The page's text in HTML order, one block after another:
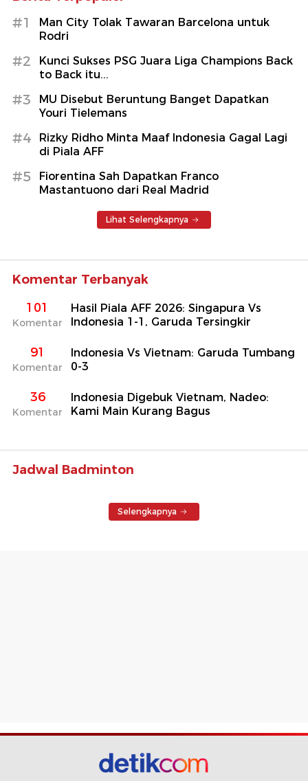
#1
Man City Tolak Tawaran Barcelona untuk
Rodri
#2
Kunci Sukses PSG Juara Liga Champions Back
to Back itu...
#3
MU Disebut Beruntung Banget Dapatkan
Youri Tielemans
#4
Rizky Ridho Minta Maaf Indonesia Gagal Lagi
di Piala AFF
#5
Fiorentina Sah Dapatkan Franco
Mastantuono dari Real Madrid
Lihat Selengkapnya
Komentar Terbanyak
101
Komentar
Hasil Piala AFF 2026: Singapura Vs
Indonesia 1-1, Garuda Tersingkir
91
Komentar
Indonesia Vs Vietnam: Garuda Tumbang
0-3
36
Komentar
Indonesia Digebuk Vietnam, Nadeo:
Kami Main Kurang Bagus
Jadwal Badminton
Selengkapnya